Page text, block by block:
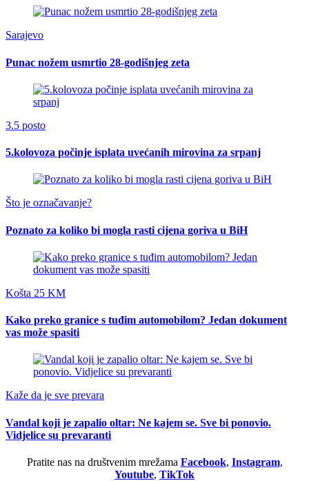
Sarajevo
Punac nožem usmrtio 28-godišnjeg zeta
3.5 posto
5.kolovoza počinje isplata uvećanih mirovina za srpanj
Što je označavanje?
Poznato za koliko bi mogla rasti cijena goriva u BiH
Košta 25 KM
Kako preko granice s tuđim automobilom? Jedan dokument
vas može spasiti
Kaže da je sve prevara
Vandal koji je zapalio oltar: Ne kajem se. Sve bi ponovio.
Vidjelice su prevaranti
Pratite nas na društvenim mrežama Facebook, Instagram,
Youtube, TikTok